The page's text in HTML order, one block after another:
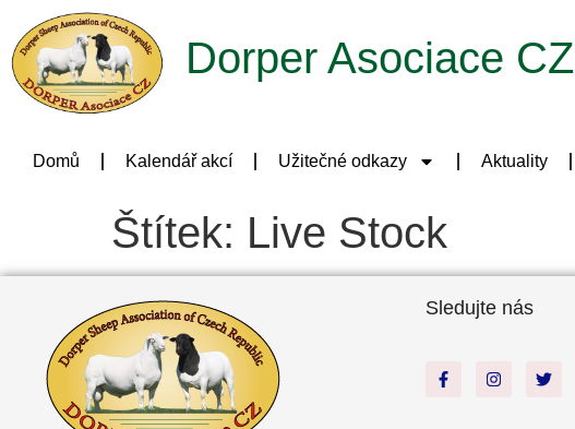
Dorper Asociace CZ
Domů Kalendář akcí Užitečné odkazy Aktuality
Štítek: Live Stock
Sledujte nás